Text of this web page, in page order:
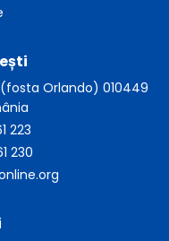
Orlando) 010449
223
230